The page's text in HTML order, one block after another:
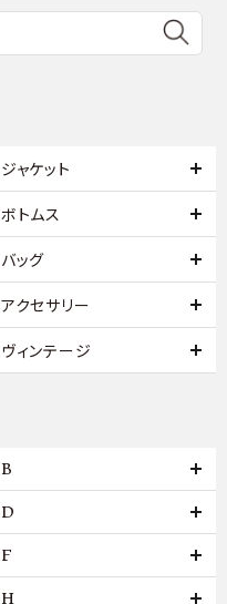
ジャケット
ボトムス
バッグ
アクセサリー
ヴィンテージ
B
D
F
H